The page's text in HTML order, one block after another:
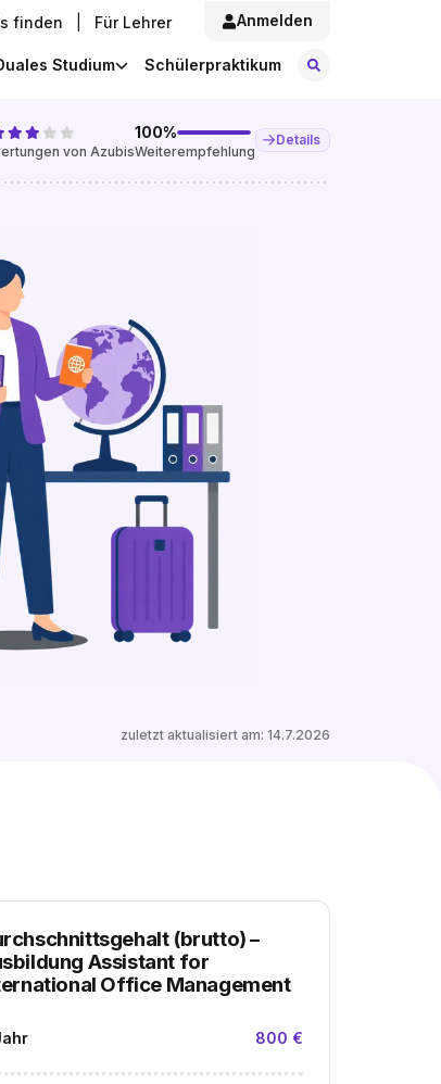
finden Für Lehrer Anmelden
Studium Schülerpraktikum
von Azubis
100%
Weiterempfehlung
Details
zuletzt aktualisiert am: 14.7.2026
(brutto)–
Assistant for
Office Management
800 €